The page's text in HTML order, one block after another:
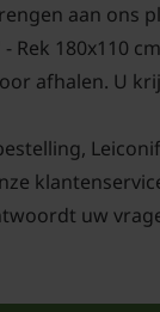
aan ons
Rek 180x110
afhalen. U
uw